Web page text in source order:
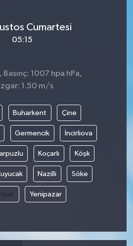
Cumartesi
05:15
Basınç: 1007 hpa hPa,
1.50 m/s
Buharkent Çine
Germencik İncirliova
Koçarlı Köşk
Nazilli Söke
Yenipazar